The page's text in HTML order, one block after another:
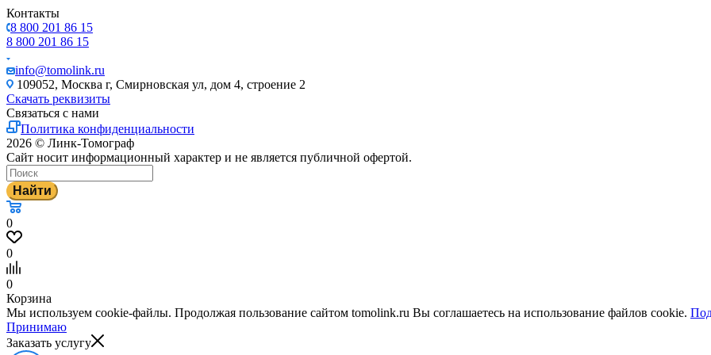
Контакты
8 800 201 86 15
8 800 201 86 15
info@tomolink.ru
109052, Москва г, Смирновская ул, дом 4, строение 2
Скачать реквизиты
Связаться с нами
Политика конфиденциальности
2026 © Линк-Томограф
Сайт носит информационный характер и не является публичной офертой.
Найти
0
0
0
Корзина
Мы используем cookie-файлы. Продолжая пользование сайтом tomolink.ru Вы соглашаетесь на использование файлов cookie.
Принимаю
Заказать услугу